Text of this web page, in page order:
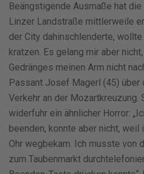
Beängstigende Ausmaße hat
Linzer Landstraße mittlerweile
der City dahinschlenderte,
kratzen. Es gelang mir aber
Gedränges meinen Arm nicht
Passant Josef Magerl (45) über
Verkehr an der Mozartkreuzung.
widerfuhr ein ähnlicher Horror:
beenden, konnte aber nicht, weil
Ohr wegbekam. Ich musste von
zum Taubenmarkt